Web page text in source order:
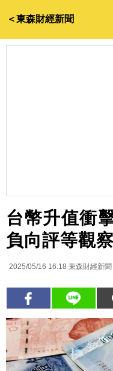
＜東森財經新聞
台幣升值衝
負向評等觀
2025/05/16 16:18 東森財經新聞